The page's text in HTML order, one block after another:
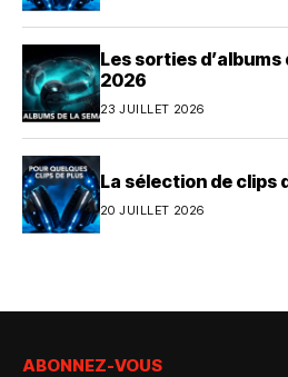
Les sorties
2026
23 JUILLET 2026
La sélection de clips
20 JUILLET 2026
ABONNEZ-VOUS